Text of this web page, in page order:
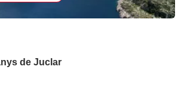
de Juclar